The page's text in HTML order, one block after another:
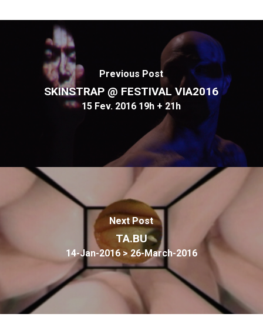
Previous Post
SKINSTRAP @ FESTIVAL VIA2016
15 Fev. 2016 19h + 21h
Next Post
TA.BU
14-Jan-2016 > 26-March-2016